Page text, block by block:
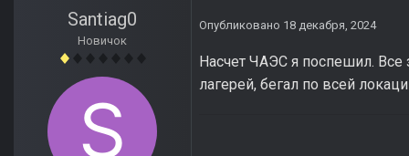
Santiag0
Новичок
Опубликовано 18 декабря, 2024
Насчет ЧАЭС я поспешил. Все
лагерей, бегал по всей